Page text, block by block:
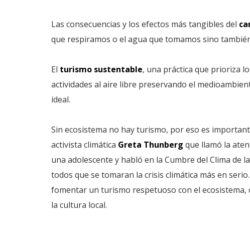
Las consecuencias y los efectos más tangibles del
que respiramos o el agua que tomamos sino
El turismo sustentable, una práctica que prioriza
actividades al aire libre preservando el
ideal.
Sin ecosistema no hay turismo, por eso es
activista climática Greta Thunberg que llamó la
una adolescente y habló en la Cumbre del Clima de
todos que se tomaran la crisis climática más en
fomentar un turismo respetuoso con el
la cultura local.